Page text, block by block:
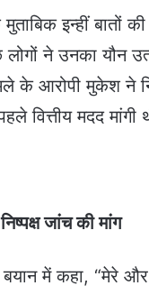
इन्हीं बातों
ने उनका यौन
के आरोपी मुकेश ने
वित्तीय मदद
जांच की मांग
में कहा, “मेरे और